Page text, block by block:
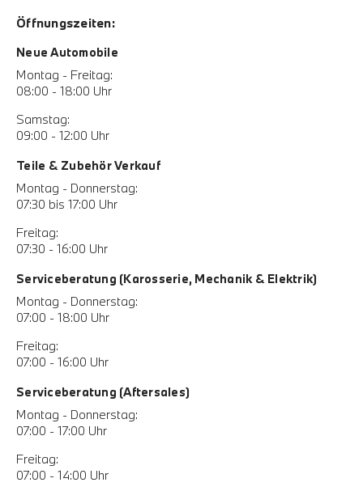
Öffnungszeiten:
Neue Automobile
Montag - Freitag:
08:00 - 18:00 Uhr
Samstag:
09:00 - 12:00 Uhr
Teile & Zubehör Verkauf
Montag - Donnerstag:
07:30 bis 17:00 Uhr
Freitag:
07:30 - 16:00 Uhr
Serviceberatung (Karosserie, Mechanik & Elektrik)
Montag - Donnerstag:
07:00 - 18:00 Uhr
Freitag:
07:00 - 16:00 Uhr
Serviceberatung (Aftersales)
Montag - Donnerstag:
07:00 - 17:00 Uhr
Freitag:
07:00 - 14:00 Uhr